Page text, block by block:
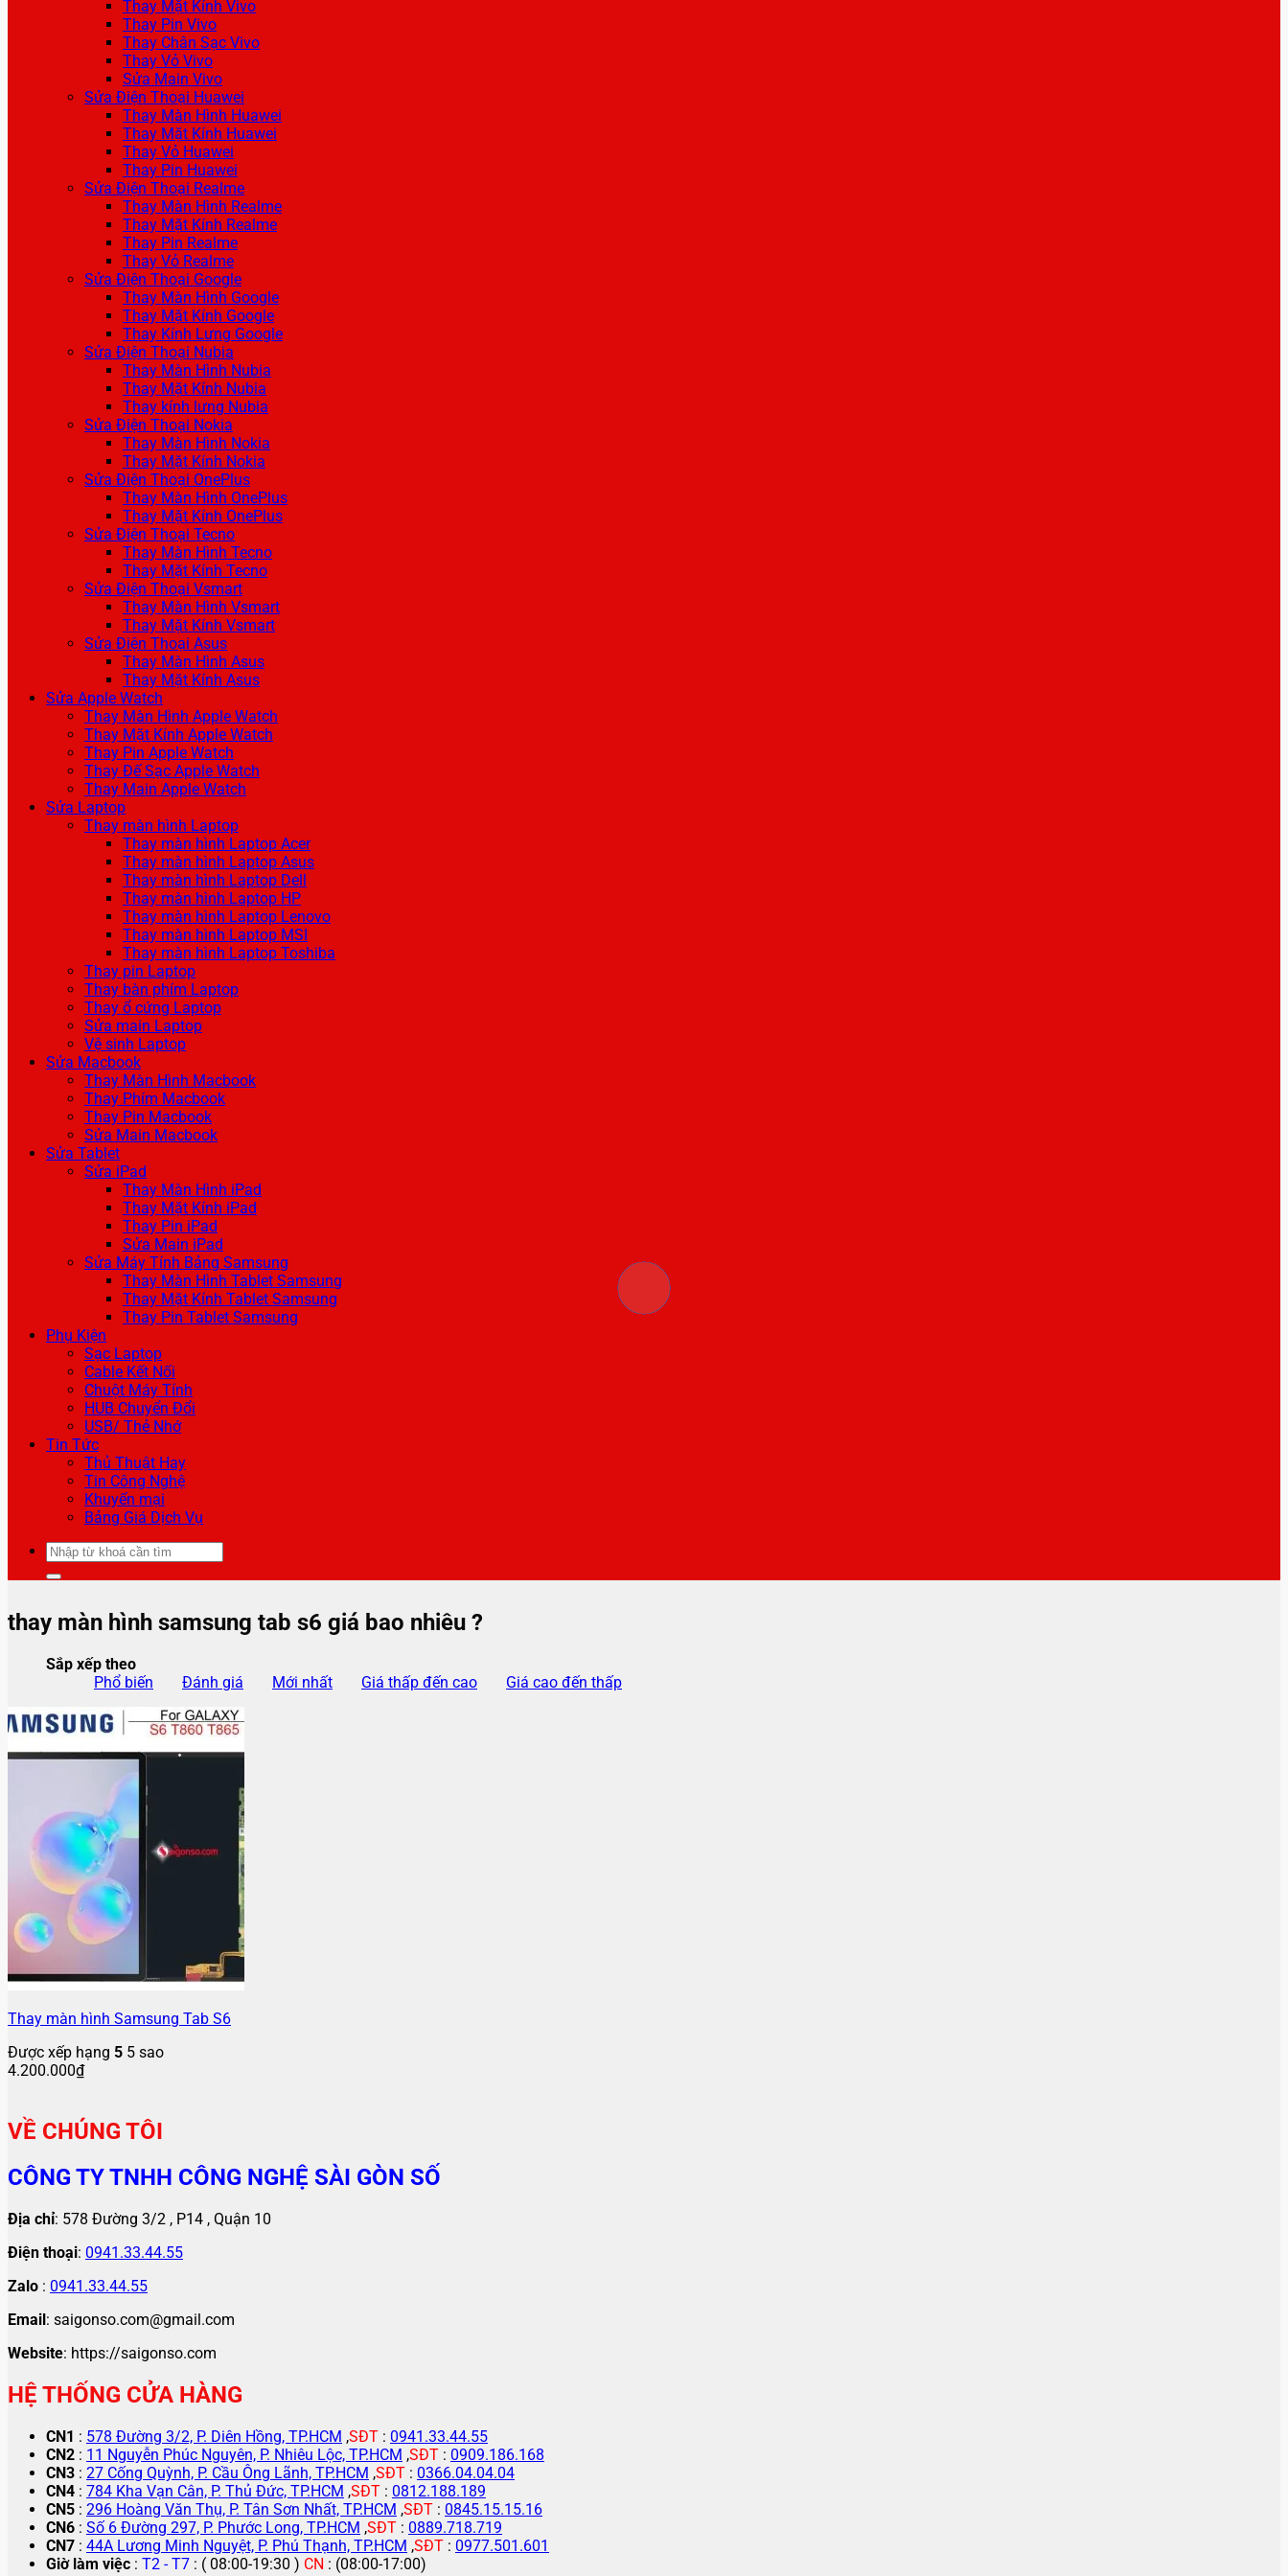
Thay Mặt Kính Vivo
Thay Pin Vivo
Thay Chân Sạc Vivo
Thay Vỏ Vivo
Sửa Main Vivo
Sửa Điện Thoại Huawei
Thay Màn Hình Huawei
Thay Mặt Kính Huawei
Thay Vỏ Huawei
Thay Pin Huawei
Sửa Điện Thoại Realme
Thay Màn Hình Realme
Thay Mặt Kính Realme
Thay Pin Realme
Thay Vỏ Realme
Sửa Điện Thoại Google
Thay Màn Hình Google
Thay Mặt Kính Google
Thay Kính Lưng Google
Sửa Điện Thoại Nubia
Thay Màn Hình Nubia
Thay Mặt Kính Nubia
Thay kính lưng Nubia
Sửa Điện Thoại Nokia
Thay Màn Hình Nokia
Thay Mặt Kính Nokia
Sửa Điện Thoại OnePlus
Thay Màn Hình OnePlus
Thay Mặt Kính OnePlus
Sửa Điện Thoại Tecno
Thay Màn Hình Tecno
Thay Mặt Kính Tecno
Sửa Điện Thoại Vsmart
Thay Màn Hình Vsmart
Thay Mặt Kính Vsmart
Sửa Điện Thoại Asus
Thay Màn Hình Asus
Thay Mặt Kính Asus
Sửa Apple Watch
Thay Màn Hình Apple Watch
Thay Mặt Kính Apple Watch
Thay Pin Apple Watch
Thay Đế Sạc Apple Watch
Thay Main Apple Watch
Sửa Laptop
Thay màn hình Laptop
Thay màn hình Laptop Acer
Thay màn hình Laptop Asus
Thay màn hình Laptop Dell
Thay màn hình Laptop HP
Thay màn hình Laptop Lenovo
Thay màn hình Laptop MSI
Thay màn hình Laptop Toshiba
Thay pin Laptop
Thay bàn phím Laptop
Thay ổ cứng Laptop
Sửa main Laptop
Vệ sinh Laptop
Sửa Macbook
Thay Màn Hình Macbook
Thay Phím Macbook
Thay Pin Macbook
Sửa Main Macbook
Sửa Tablet
Sửa iPad
Thay Màn Hình iPad
Thay Mặt Kính iPad
Thay Pin iPad
Sửa Main iPad
Sửa Máy Tính Bảng Samsung
Thay Màn Hình Tablet Samsung
Thay Mặt Kính Tablet Samsung
Thay Pin Tablet Samsung
Phụ Kiện
Sạc Laptop
Cable Kết Nối
Chuột Máy Tính
HUB Chuyển Đổi
USB/ Thẻ Nhớ
Tin Tức
Thủ Thuật Hay
Tin Công Nghệ
Khuyến mại
Bảng Giá Dịch Vụ
Tìm
kiếm:
thay màn hình samsung tab s6 giá bao nhiêu ?
Sắp xếp theo
Phổ biến
Đánh giá Mới nhất Giá thấp đến cao Giá cao đến thấp
Thay màn hình Samsung Tab S6
Được xếp hạng 5 5 sao
4.200.000₫
VỀ CHÚNG TÔI
CÔNG TY TNHH CÔNG NGHỆ SÀI GÒN SỐ
Địa chỉ: 578 Đường 3/2 , P14 , Quận 10
Điện thoại: 0941.33.44.55
Zalo : 0941.33.44.55
Email: saigonso.com@gmail.com
Website: https://saigonso.com
HỆ THỐNG CỬA HÀNG
CN1 : 578 Đường 3/2, P. Diên Hồng, TP.HCM ,SĐT : 0941.33.44.55
CN2 : 11 Nguyễn Phúc Nguyên, P. Nhiêu Lộc, TP.HCM ,SĐT : 0909.186.168
CN3 : 27 Cống Quỳnh, P. Cầu Ông Lãnh, TP.HCM ,SĐT : 0366.04.04.04
CN4 : 784 Kha Vạn Cân, P. Thủ Đức, TP.HCM ,SĐT : 0812.188.189
CN5 : 296 Hoàng Văn Thụ, P. Tân Sơn Nhất, TP.HCM ,SĐT : 0845.15.15.16
CN6 : Số 6 Đường 297, P. Phước Long, TP.HCM ,SĐT : 0889.718.719
CN7 : 44A Lương Minh Nguyệt, P. Phú Thạnh, TP.HCM ,SĐT : 0977.501.601
Giờ làm việc : T2 - T7 : ( 08:00-19:30 ) CN : (08:00-17:00)